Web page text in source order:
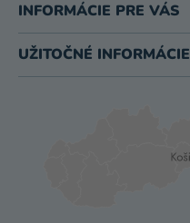
INFORMÁCIE PRE VÁS
UŽITOČNÉ INFORMÁCIE